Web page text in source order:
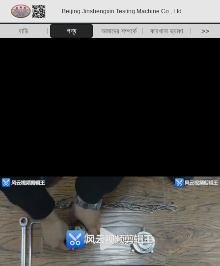
Beijing Jinshengxin Testing Machine Co., Ltd.
বাড়ি পণ্য আমাদের সম্পর্কে কারখানা ভ্রমণ >>